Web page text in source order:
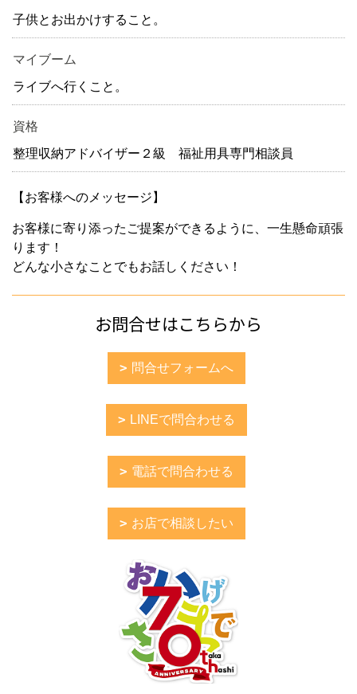
子供とお出かけすること。
マイブーム
ライブへ行くこと。
資格
整理収納アドバイザー２級 福祉用具専門相談員
【お客様へのメッセージ】
お客様に寄り添ったご提案ができるように、一生懸命頑張
ります！
どんな小さなことでもお話しください！
お問合せはこちらから
問合せフォームへ
LINEで問合わせる
電話で問合わせる
お店で相談したい